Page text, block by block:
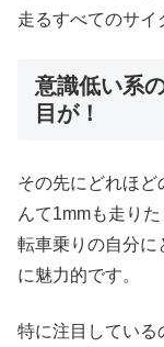
走るすべてのサイ
意識低い系
目が！
その先にどれほど
んて1mmも走り
転車乗りの自分に
に魅力的です。
特に注目している